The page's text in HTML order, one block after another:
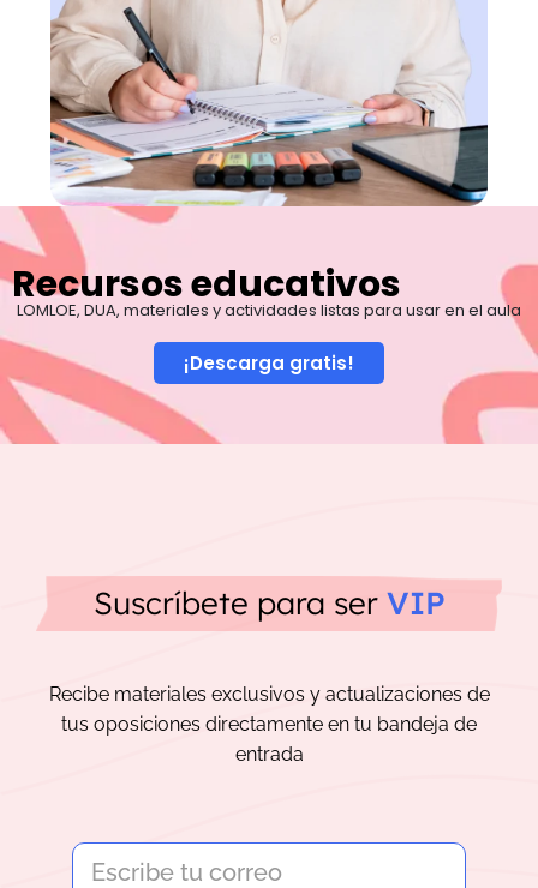
Recursos educativos
LOMLOE, DUA, materiales y actividades listas para usar en el aula
¡Descarga gratis!
Suscríbete para ser VIP
Recibe materiales exclusivos y actualizaciones de
tus oposiciones directamente en tu bandeja de
entrada